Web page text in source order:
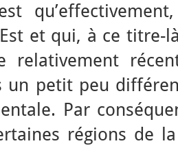
et qui, à ce
relativement
un petit peu
Par
régions de